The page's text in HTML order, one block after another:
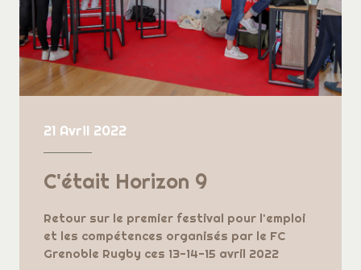
21 Avril 2022
C'était Horizon 9
Retour sur le premier festival pour l'emploi
et les compétences organisés par le FC
Grenoble Rugby ces 13-14-15 avril 2022